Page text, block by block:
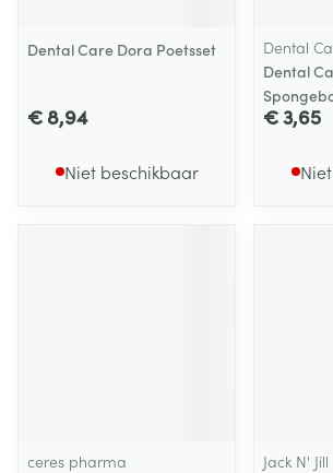
Dental Care Dora Poetsset
€ 8,94
Niet beschikbaar
Dental
Dental
€ 3,65
ceres pharma
Jack N' Jill